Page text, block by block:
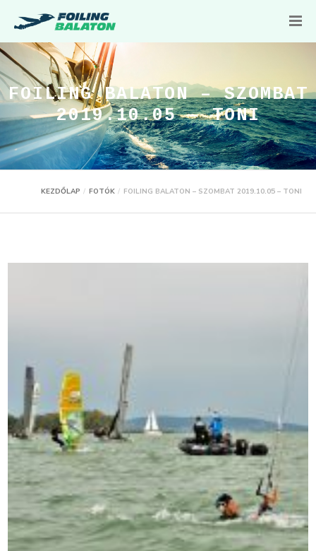
FOILING BALATON – SZOMBAT
2019.10.05 – TONI
KEZDŐLAP FOTÓK FOILING BALATON – SZOMBAT 2019.10.05 – TONI